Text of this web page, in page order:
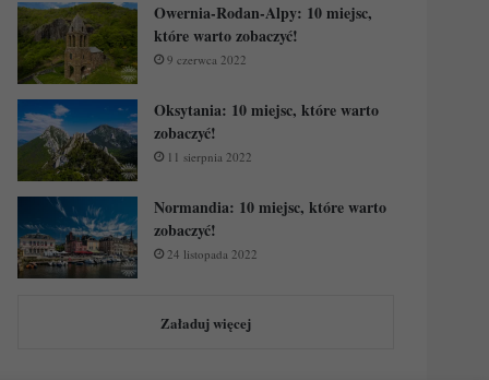
Owernia-Rodan-Alpy: 10 miejsc,
które warto zobaczyć!
9 czerwca 2022
Oksytania: 10 miejsc, które warto
zobaczyć!
11 sierpnia 2022
Normandia: 10 miejsc, które warto
zobaczyć!
24 listopada 2022
Załaduj więcej